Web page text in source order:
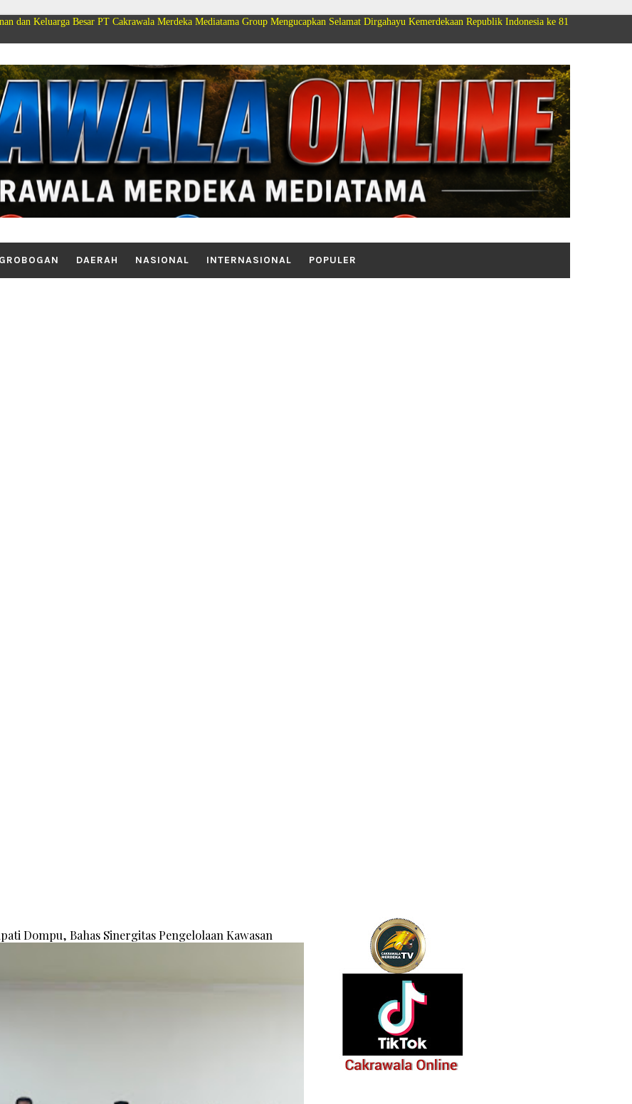
Besar PT Cakrawala Merdeka Mediatama Group Mengucapkan Selamat Dirgahayu Kemerdekaan Republik Indonesia ke 81
GROBOGAN DAERAH NASIONAL INTERNASIONAL POPULER
Dompu, Bahas Sinergitas Pengelolaan Kawasan